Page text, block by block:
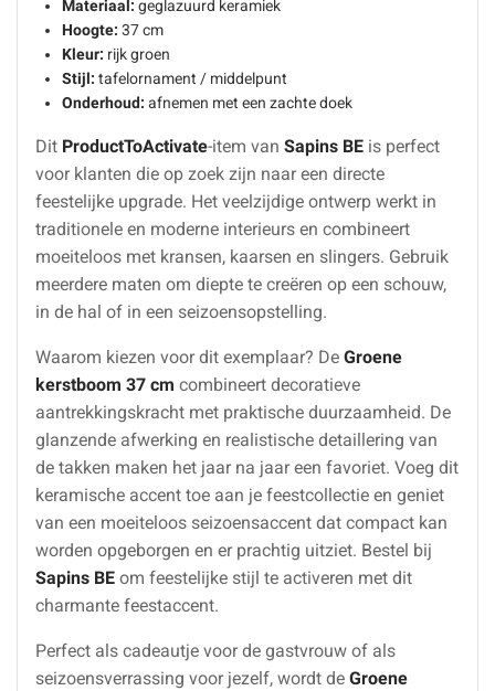
Materiaal: geglazuurd keramiek
Hoogte: 37 cm
Kleur: rijk groen
Stijl: tafelornament / middelpunt
Onderhoud: afnemen met een zachte doek
Dit ProductToActivate-item van Sapins BE is perfect
voor klanten die op zoek zijn naar een directe
feestelijke upgrade. Het veelzijdige ontwerp werkt in
traditionele en moderne interieurs en combineert
moeiteloos met kransen, kaarsen en slingers. Gebruik
meerdere maten om diepte te creëren op een schouw,
in de hal of in een seizoensopstelling.
Waarom kiezen voor dit exemplaar? De Groene
kerstboom 37 cm combineert decoratieve
aantrekkingskracht met praktische duurzaamheid. De
glanzende afwerking en realistische detaillering van
de takken maken het jaar na jaar een favoriet. Voeg dit
keramische accent toe aan je feestcollectie en geniet
van een moeiteloos seizoensaccent dat compact kan
worden opgeborgen en er prachtig uitziet. Bestel bij
Sapins BE om feestelijke stijl te activeren met dit
charmante feestaccent.
Perfect als cadeautje voor de gastvrouw of als
seizoensverrassing voor jezelf, wordt de Groene